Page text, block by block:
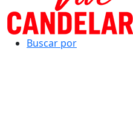
Buscar por